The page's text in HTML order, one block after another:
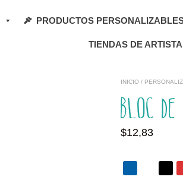
PRODUCTOS
TIENDAS DE
INICIO /
Bloc
$12,83